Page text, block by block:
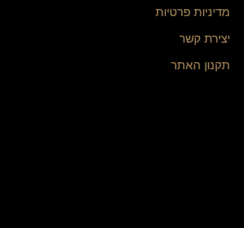
מדיניות פרטיות
יצירת קשר
תקנון האתר